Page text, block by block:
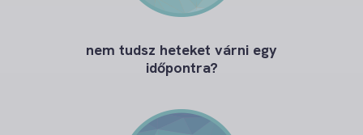
nem tudsz heteket várni egy
időpontra?